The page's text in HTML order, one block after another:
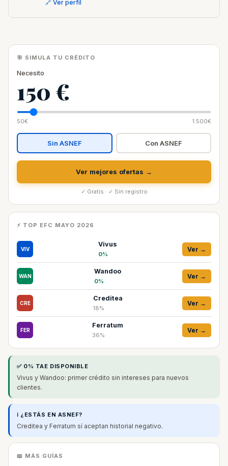
🔗 Ver perfil
🎯 SIMULA TU CRÉDITO
Necesito
150 €
50€ 1.500€
Sin ASNEF Con ASNEF
Ver mejores ofertas →
✓ Gratis · ✓ Sin registro
⚡ TOP EFC MAYO 2026
VIV
Vivus
0%
Ver →
WAN
Wandoo
0%
Ver →
CRE
Creditea
18%
Ver →
FER
Ferratum
36%
Ver →
✅ 0% TAE DISPONIBLE
Vivus y Wandoo: primer crédito sin intereses para nuevos
clientes.
ℹ️ ¿ESTÁS EN ASNEF?
Creditea y Ferratum sí aceptan historial negativo.
📖 MÁS GUÍAS